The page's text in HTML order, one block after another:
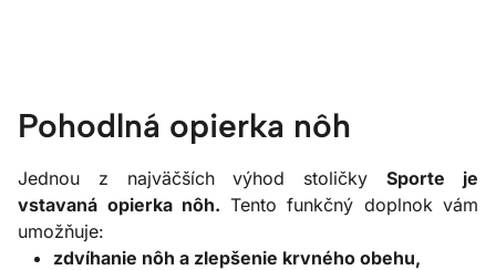
Pohodlná opierka nôh
Jednou z najväčších výhod stoličkySporte je
vstavaná opierka nôh. Tento funkčný doplnok vám
umožňuje:
zdvíhanie nôh a zlepšenie krvného obehu,